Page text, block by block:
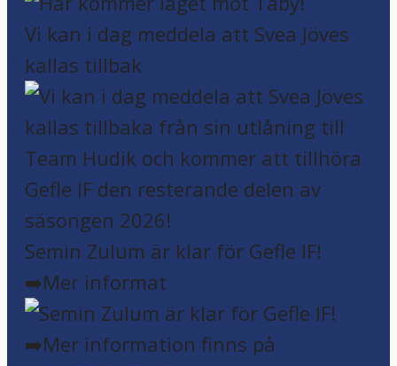
Vi kan i dag meddela att Svea Jöves
kallas tillbak
Semin Zulum är klar för Gefle IF!
➡️Mer informat